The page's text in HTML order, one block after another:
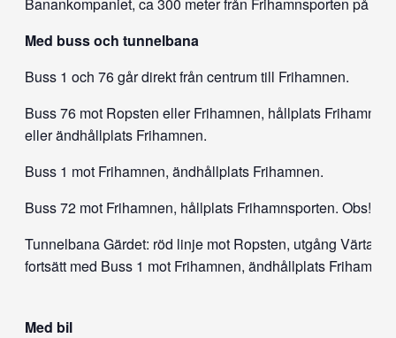
Med buss och tunnelbana
Buss 1 och 76 går direkt från centrum till Frihamnen.
Buss 76 mot Ropsten eller Frihamnen, hållplats
eller ändhållplats Frihamnen.
Buss 1 mot Frihamnen, ändhållplats Frihamnen.
Buss 72 mot Frihamnen, hållplats Frihamnsporten. Obs!
Tunnelbana Gärdet: röd linje mot Ropsten, utgång
fortsätt med Buss 1 mot Frihamnen, ändhållplats
Med bil